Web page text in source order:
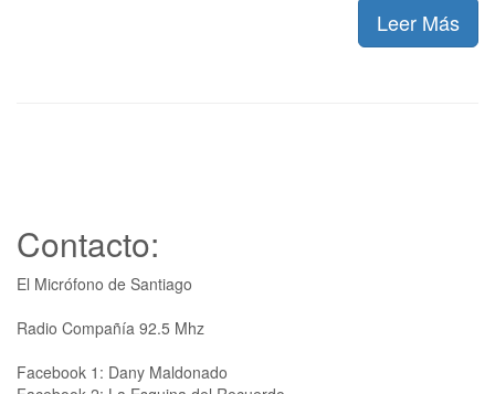
Leer Más
Contacto:
El Micrófono de Santiago
Radio Compañía 92.5 Mhz
Facebook 1: Dany Maldonado